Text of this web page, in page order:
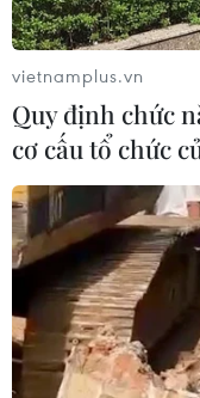
Nhập
in Viet Nam'
09/07/2019 09:01
Hàng loạt các mặt
“Made in Vietnam”
người tiêu dùng
vietnamplus.vn
Quy định chức
cơ cấu tổ chức